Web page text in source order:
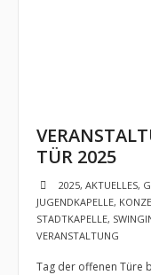
TÜR 2025
2025,AKTUELLES,
JUGENDKAPELLE,
STADTKAPELLE,
VERANSTALTUNG
Tag der offenen Türe